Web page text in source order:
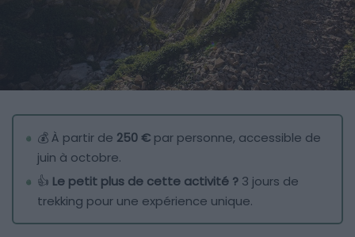
💰 À partir de 250 € par personne, accessible de
juin à octobre.
👍 Le petit plus de cette activité ? 3 jours de
trekking pour une expérience unique.